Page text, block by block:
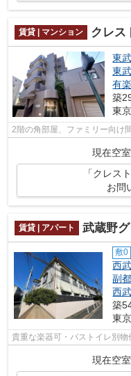
賃貸 | マンション クレ
東
東
有
築
東
2階の角部屋、ファミリー向け
現在空
「クレス
お問
賃貸 | アパート 武蔵野
敷0
西
副
西
築
東
貴重な楽器可・バストイレ別物
現在空